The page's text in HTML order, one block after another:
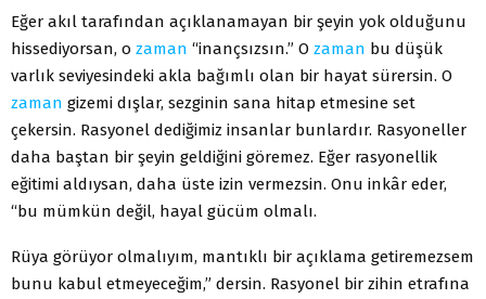
Eğer akıl tarafından açıklanamayan bir şeyin yok olduğunu
hissediyorsan, o zaman “inançsızsın.” O zaman bu düşük
varlık seviyesindeki akla bağımlı olan bir hayat sürersin. O
zaman gizemi dışlar, sezginin sana hitap etmesine set
çekersin. Rasyonel dediğimiz insanlar bunlardır. Rasyoneller
daha baştan bir şeyin geldiğini göremez. Eğer rasyonellik
eğitimi aldıysan, daha üste izin vermezsin. Onu inkâr eder,
“bu mümkün değil, hayal gücüm olmalı.
Rüya görüyor olmalıyım, mantıklı bir açıklama getiremezsem
bunu kabul etmeyeceğim,” dersin. Rasyonel bir zihin etrafına